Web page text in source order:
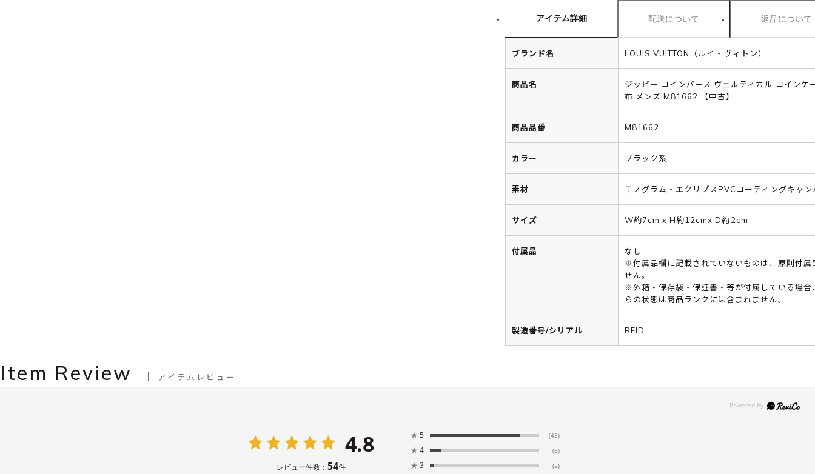
アイテム詳細 配送について 返品について
ブランド名 LOUIS VUITTON（ルイ・ヴィトン）
商品名
ジッピー コインパース ヴェルティカル コインケ
布 メンズ M81662 【中古】
商品品番 M81662
カラー ブラック系
素材 モノグラム・エクリプスPVCコーティングキャン
サイズ W約7cm x H約12cmx D約2cm
付属品
なし
※付属品欄に記載されていないものは、原則付属
せん。
※外箱・保存袋・保証書・等が付属している場合
らの状態は商品ランクには含まれません。
製造番号/シリアル RFID
Item Review アイテムレビュー
4.8
レビュー件数： 54件
★ 5 (45)
★ 4 (6)
★ 3 (2)